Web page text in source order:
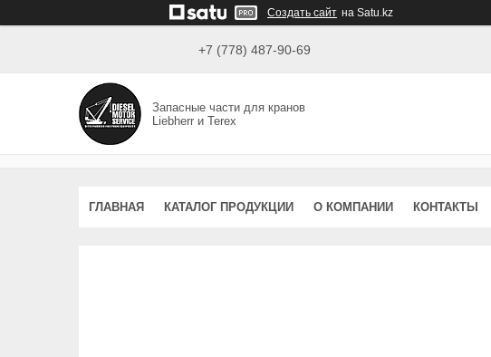
Создать сайт на Satu.kz
+7 (778) 487-90-69
Запасные части для кранов
Liebherr и Terex
ГЛАВНАЯ КАТАЛОГ ПРОДУКЦИИ О КОМПАНИИ КОНТАКТЫ